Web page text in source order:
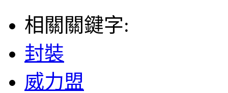
相關關鍵字:
封裝
威力盟